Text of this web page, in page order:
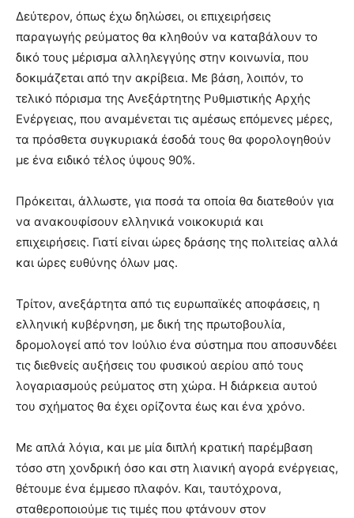
Δεύτερον, όπως έχω δηλώσει, οι επιχειρήσεις
παραγωγής ρεύματος θα κληθούν να καταβάλουν το
δικό τους μέρισμα αλληλεγγύης στην κοινωνία, που
δοκιμάζεται από την ακρίβεια. Με βάση, λοιπόν, το
τελικό πόρισμα της Ανεξάρτητης Ρυθμιστικής Αρχής
Ενέργειας, που αναμένεται τις αμέσως επόμενες μέρες,
τα πρόσθετα συγκυριακά έσοδά τους θα φορολογηθούν
με ένα ειδικό τέλος ύψους 90%.
Πρόκειται, άλλωστε, για ποσά τα οποία θα διατεθούν για
να ανακουφίσουν ελληνικά νοικοκυριά και
επιχειρήσεις. Γιατί είναι ώρες δράσης της πολιτείας αλλά
και ώρες ευθύνης όλων μας.
Τρίτον, ανεξάρτητα από τις ευρωπαϊκές αποφάσεις, η
ελληνική κυβέρνηση, με δική της πρωτοβουλία,
δρομολογεί από τον Ιούλιο ένα σύστημα που αποσυνδέει
τις διεθνείς αυξήσεις του φυσικού αερίου από τους
λογαριασμούς ρεύματος στη χώρα. Η διάρκεια αυτού
του σχήματος θα έχει ορίζοντα έως και ένα χρόνο.
Με απλά λόγια, και με μία διπλή κρατική παρέμβαση
τόσο στη χονδρική όσο και στη λιανική αγορά ενέργειας,
θέτουμε ένα έμμεσο πλαφόν. Και, ταυτόχρονα,
σταθεροποιούμε τις τιμές που φτάνουν στον